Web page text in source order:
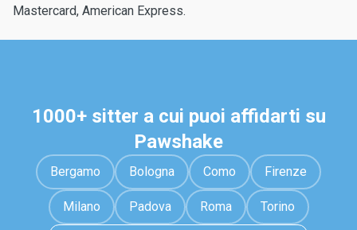
Mastercard, American Express.
1000+ sitter a cui puoi affidarti su
Pawshake
Bergamo Bologna Como Firenze
Milano Padova Roma Torino